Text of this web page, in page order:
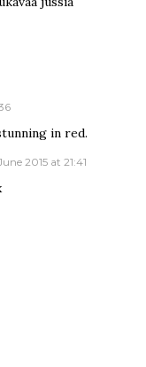
in red.
2015 at 21:41